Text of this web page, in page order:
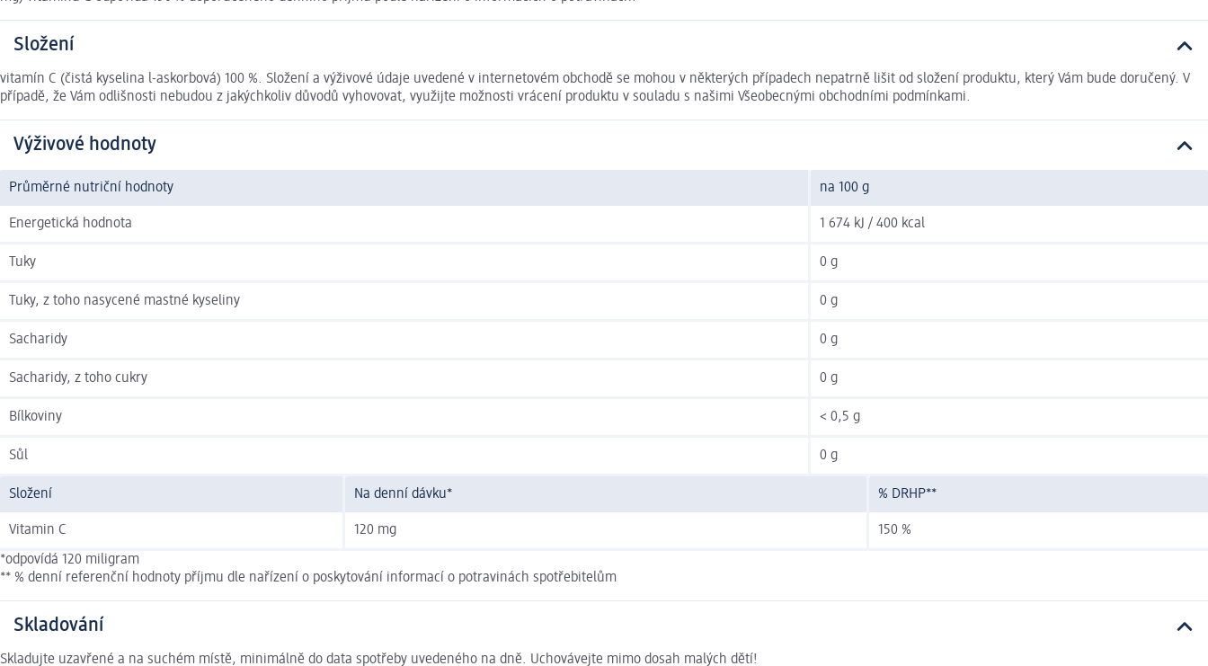
Složení
vitamín C (čistá kyselina l-askorbová) 100 %. Složení a výživové údaje uvedené v internetovém obchodě se mohou v některých případech nepatrně lišit od složení produktu, který Vám bude doručený. V
případě, že Vám odlišnosti nebudou z jakýchkoliv důvodů vyhovovat, využijte možnosti vrácení produktu v souladu s našimi Všeobecnými obchodními podmínkami.
Výživové hodnoty
Průměrné nutriční hodnoty na 100 g
Energetická hodnota 1 674 kJ / 400 kcal
Tuky 0 g
Tuky, z toho nasycené mastné kyseliny 0 g
Sacharidy 0 g
Sacharidy, z toho cukry 0 g
Bílkoviny < 0,5 g
Sůl 0 g
Složení Na denní dávku* % DRHP**
Vitamin C 120 mg 150 %
*odpovídá 120 miligram
** % denní referenční hodnoty příjmu dle nařízení o poskytování informací o potravinách spotřebitelům
Skladování
Skladujte uzavřené a na suchém místě, minimálně do data spotřeby uvedeného na dně. Uchovávejte mimo dosah malých dětí!